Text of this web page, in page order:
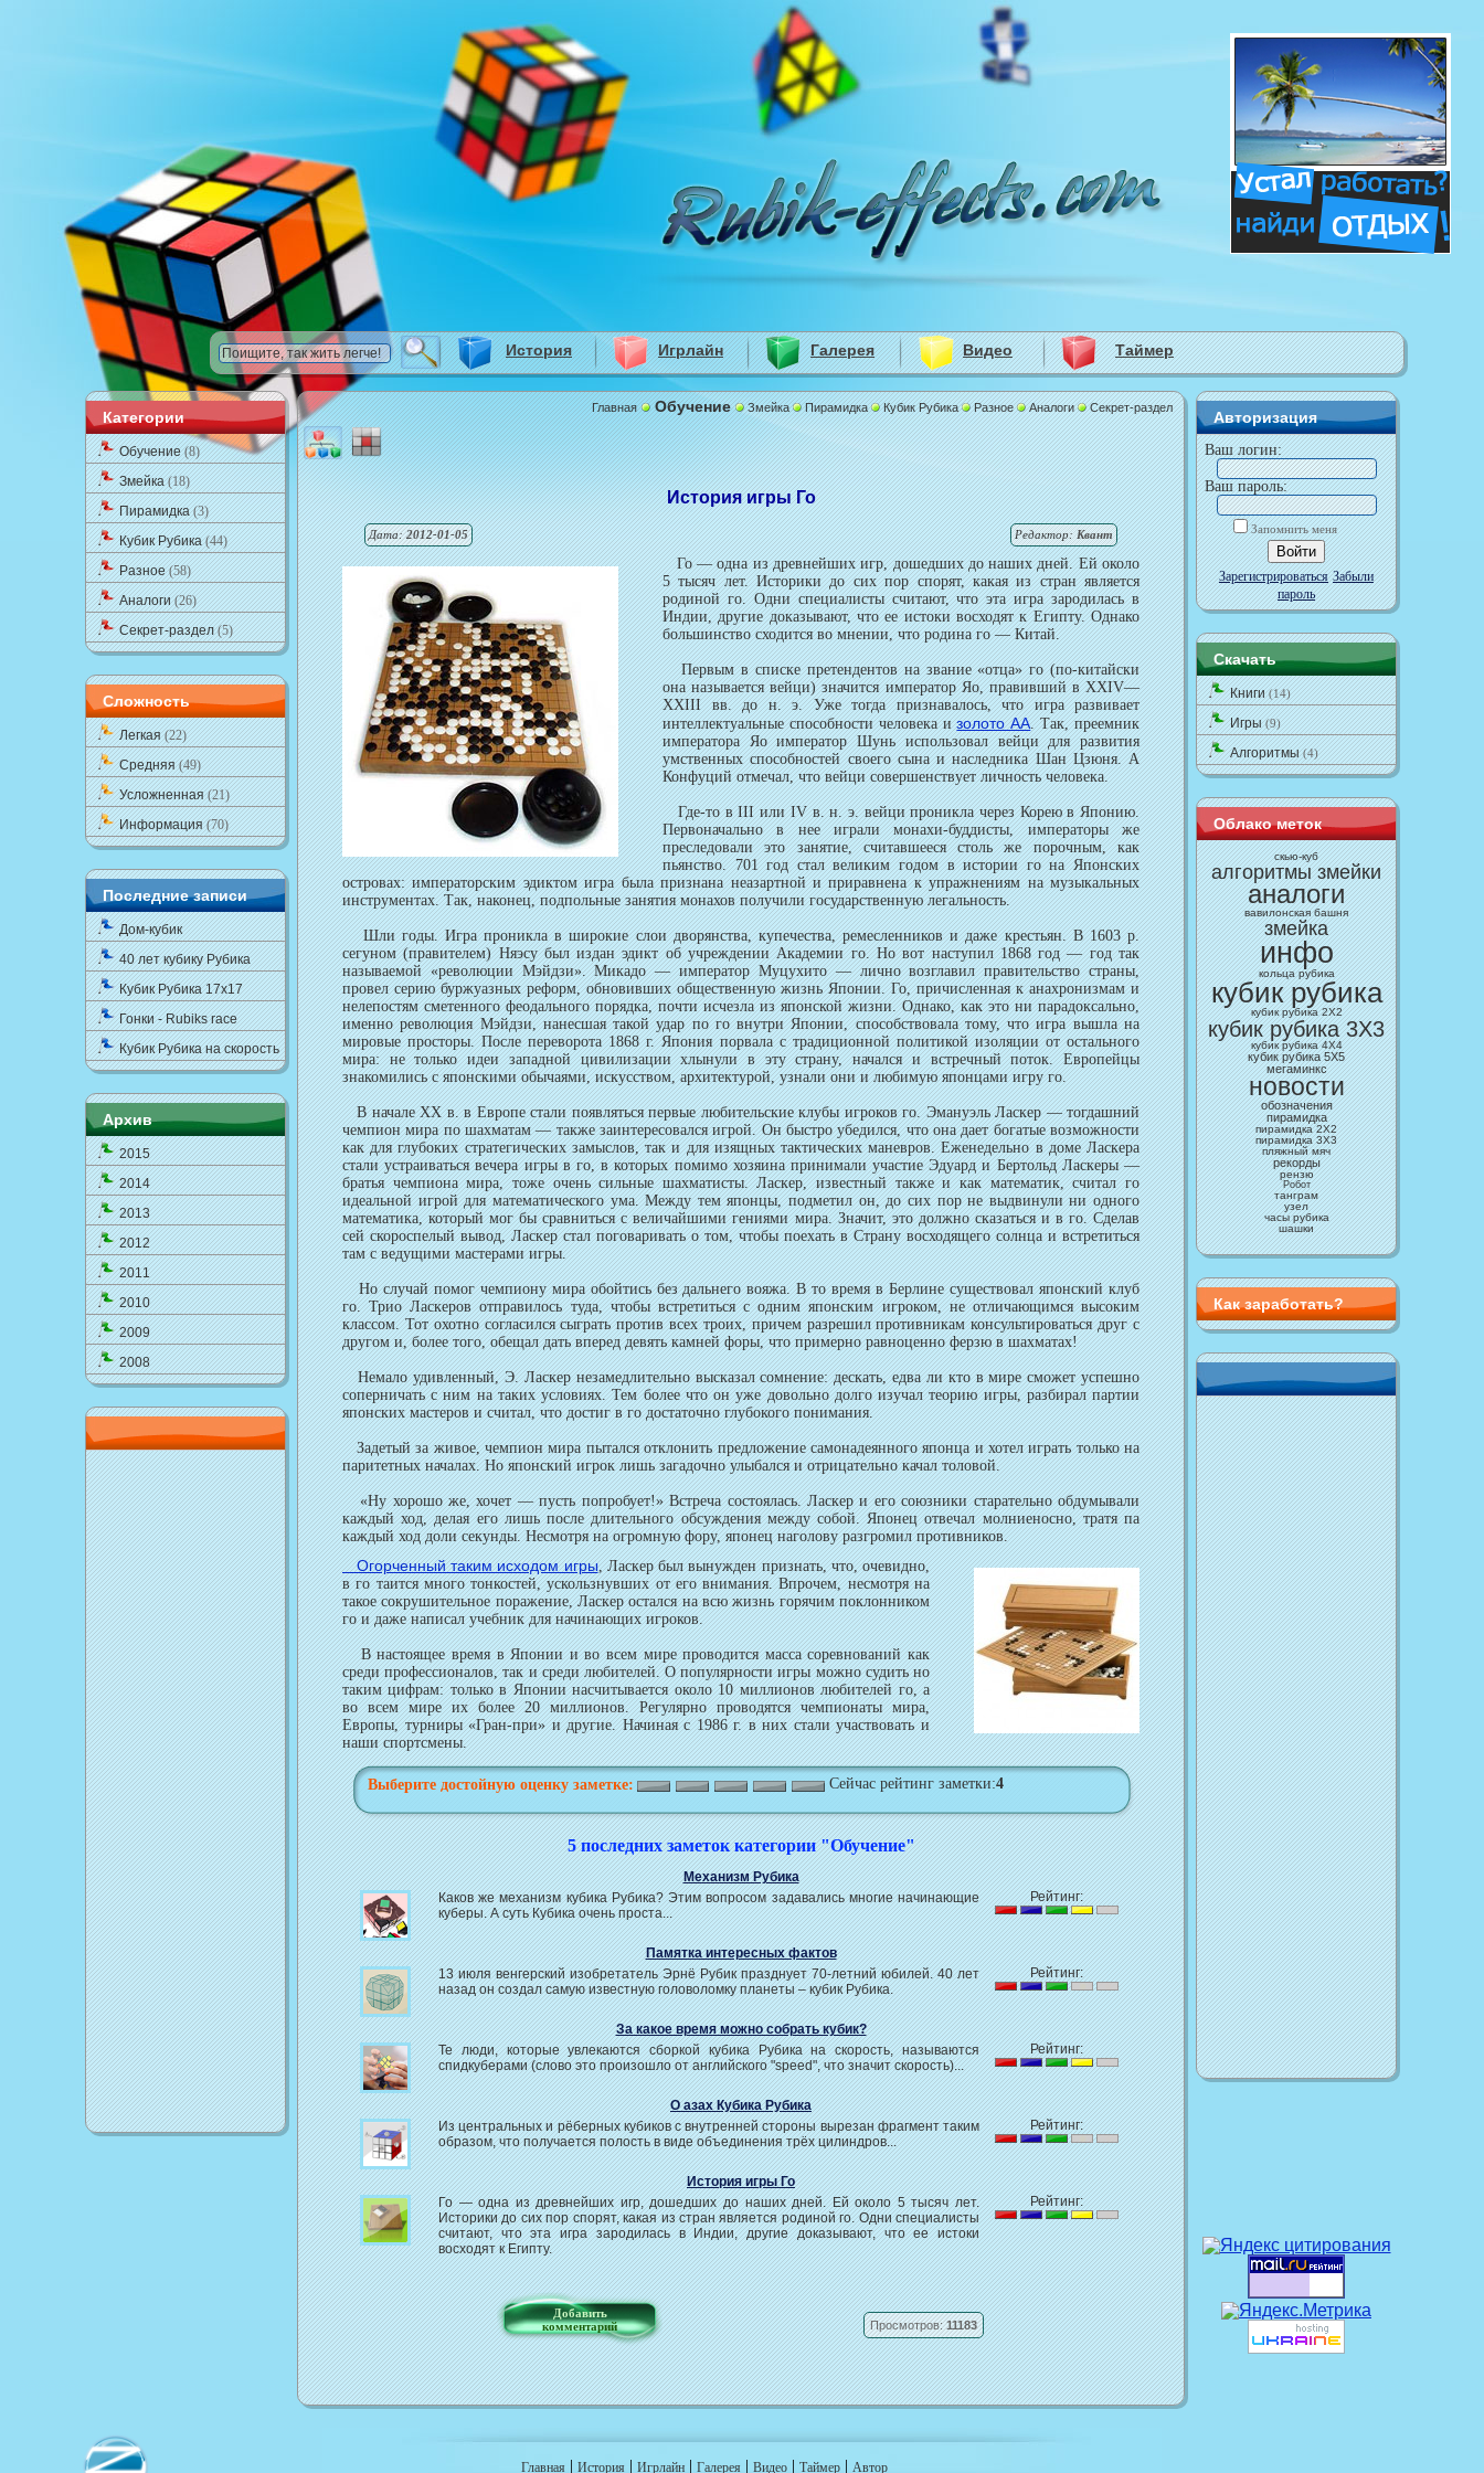
История Игрлайн Галерея Видео Таймер
Категории
Обучение(8)
Змейка(18)
Пирамидка(3)
Кубик Рубика(44)
Разное(58)
Аналоги(26)
Секрет-раздел(5)
Сложность
Легкая(22)
Средняя(49)
Усложненная(21)
Информация(70)
Последние записи
Дом-кубик
40 лет кубику Рубика
Кубик Рубика 17x17
Гонки - Rubiks race
Кубик Рубика на скорость
Архив
2015
2014
2013
2012
2011
2010
2009
2008
Главная Обучение Змейка Пирамидка Кубик Рубика Разное Аналоги Секрет-раздел
История игры Го
Дата:2012-01-05 Редактор:Квант
Го — одна из древнейших игр, дошедших до наших дней. Ей около
5 тысяч лет. Историки до сих пор спорят, какая из стран является
родиной го. Одни специалисты считают, что эта игра зародилась в
Индии, другие доказывают, что ее истоки восходят к Египту. Однако
большинство сходится во мнении, что родина го — Китай.
Первым в списке претендентов на звание «отца» го (по-китайски
она называется вейци) значится император Яо, правивший в XXIV—
XXIII вв. до н. э. Уже тогда признавалось, что игра развивает
интеллектуальные способности человека изолото AA. Так, преемник
императора Яо император Шунь использовал вейци для развития
умственных способностей своего сына и наследника Шан Цзюня. А
Конфуций отмечал, что вейци совершенствует личность человека.
Где-то в III или IV в. н. э. вейци проникла через Корею в Японию.
Первоначально в нее играли монахи-буддисты, императоры же
преследовали это занятие, считавшееся столь же порочным, как
пьянство. 701 год стал великим годом в истории го на Японских
островах: императорским эдиктом игра была признана неазартной и приравнена к упражнениям на музыкальных
инструментах. Так, наконец, подпольные занятия монахов получили государственную легальность.
Шли годы. Игра проникла в широкие слои дворянства, купечества, ремесленников и даже крестьян. В 1603 р.
сегуном (правителем) Няэсу был издан эдикт об учреждении Академии го. Но вот наступил 1868 год — год так
называемой «революции Мэйдзи». Микадо — император Муцухито — лично возглавил правительство страны,
провел серию буржуазных реформ, обновивших общественную жизнь Японии. Го, причисленная к анахронизмам и
нелепостям сметенного феодального порядка, почти исчезла из японской жизни. Однако, как это ни парадоксально,
именно революция Мэйдзи, нанесшая такой удар по го внутри Японии, способствовала тому, что игра вышла на
мировые просторы. После переворота 1868 г. Япония порвала с традиционной политикой изоляции от остального
мира: не только идеи западной цивилизации хлынули в эту страну, начался и встречный поток. Европейцы
знакомились с японскими обычаями, искусством, архитектурой, узнали они и любимую японцами игру го.
В начале XX в. в Европе стали появляться первые любительские клубы игроков го. Эмануэль Ласкер — тогдашний
чемпион мира по шахматам — также заинтересовался игрой. Он быстро убедился, что она дает богатые возможности
как для глубоких стратегических замыслов, так и для изящных тактических маневров. Еженедельно в доме Ласкера
стали устраиваться вечера игры в го, в которых помимо хозяина принимали участие Эдуард и Бертольд Ласкеры —
братья чемпиона мира, тоже очень сильные шахматисты. Ласкер, известный также и как математик, считал го
идеальной игрой для математического ума. Между тем японцы, подметил он, до сих пор не выдвинули ни одного
математика, который мог бы сравниться с величайшими гениями мира. Значит, это должно сказаться и в го. Сделав
сей скороспелый вывод, Ласкер стал поговаривать о том, чтобы поехать в Страну восходящего солнца и встретиться
там с ведущими мастерами игры.
Но случай помог чемпиону мира обойтись без дальнего вояжа. В то время в Берлине существовал японский клуб
го. Трио Ласкеров отправилось туда, чтобы встретиться с одним японским игроком, не отличающимся высоким
классом. Тот охотно согласился сыграть против всех троих, причем разрешил противникам консультироваться друг с
другом и, более того, обещал дать вперед девять камней форы, что примерно равноценно ферзю в шахматах!
Немало удивленный, Э. Ласкер незамедлительно высказал сомнение: дескать, едва ли кто в мире сможет успешно
соперничать с ним на таких условиях. Тем более что он уже довольно долго изучал теорию игры, разбирал партии
японских мастеров и считал, что достиг в го достаточно глубокого понимания.
Задетый за живое, чемпион мира пытался отклонить предложение самонадеянного японца и хотел играть только на
паритетных началах. Но японский игрок лишь загадочно улыбался и отрицательно качал толовой.
«Ну хорошо же, хочет — пусть попробует!» Встреча состоялась. Ласкер и его союзники старательно обдумывали
каждый ход, делая его лишь после длительного обсуждения между собой. Японец отвечал молниеносно, тратя па
каждый ход доли секунды. Несмотря на огромную фору, японец наголову разгромил противников.
Огорченный таким исходом игры, Ласкер был вынужден признать, что, очевидно,
в го таится много тонкостей, ускользнувших от его внимания. Впрочем, несмотря на
такое сокрушительное поражение, Ласкер остался на всю жизнь горячим поклонником
го и даже написал учебник для начинающих игроков.
В настоящее время в Японии и во всем мире проводится масса соревнований как
среди профессионалов, так и среди любителей. О популярности игры можно судить но
таким цифрам: только в Японии насчитывается около 10 миллионов любителей го, а
во всем мире их более 20 миллионов. Регулярно проводятся чемпионаты мира,
Европы, турниры «Гран-при» и другие. Начиная с 1986 г. в них стали участвовать и
наши спортсмены.
Выберите достойную оценку заметке: Сейчас рейтинг заметки:4
5 последних заметок категории "Обучение"
Механизм Рубика
Каков же механизм кубика Рубика? Этим вопросом задавались многие начинающие
куберы. А суть Кубика очень проста...
Рейтинг:
Памятка интересных фактов
13 июля венгерский изобретатель Эрнё Рубик празднует 70-летний юбилей. 40 лет
назад он создал самую известную головоломку планеты – кубик Рубика.
Рейтинг:
За какое время можно собрать кубик?
Те люди, которые увлекаются сборкой кубика Рубика на скорость, называются
спидкуберами (слово это произошло от английского "speed", что значит скорость)...
Рейтинг:
О азах Кубика Рубика
Из центральных и рёберных кубиков с внутренней стороны вырезан фрагмент таким
образом, что получается полость в виде объединения трёх цилиндров...
Рейтинг:
История игры Го
Го — одна из древнейших игр, дошедших до наших дней. Ей около 5 тысяч лет.
Историки до сих пор спорят, какая из стран является родиной го. Одни специалисты
считают, что эта игра зародилась в Индии, другие доказывают, что ее истоки
восходят к Египту.
Рейтинг:
Добавить
комментарий
Просмотров:11183
Авторизация
Ваш логин:
Ваш пароль:
Запомнить меня
Зарегистрироваться Забыли
пароль
Скачать
Книги(14)
Игры(9)
Алгоритмы(4)
Облако меток
cкью-куб
алгоритмы змейки
аналоги
вавилонская башня
змейка
инфо
кольца рубика
кубик рубика
кубик рубика 2Х2
кубик рубика 3X3
кубик рубика 4X4
кубик рубика 5Х5
мегаминкс
новости
обозначения
пирамидка
пирамидка 2Х2
пирамидка 3Х3
пляжный мяч
рекорды
рензю
Робот
танграм
узел
часы рубика
шашки
Как заработать?
Главная | История | Игрлайн | Галерея | Видео | Таймер | Автор